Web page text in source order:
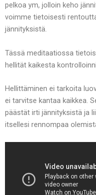
pelkoa ym, jolloin keho
voimme tietoisesti
jännityksistä.
Tässä meditaatiossa
hellität kaikesta
Hellittäminen ei tarkoita
ei tarvitse kantaa kaikkea.
päästät irti jännityksistä ja
itsellesi rennompaa